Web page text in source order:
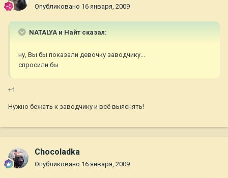
Опубликовано 16 января, 2009
NATALYA и Найт сказал:
ну, Вы бы показали девочку заводчику...
спросили бы
+1
Нужно бежать к заводчику и всё выяснять!
Chocoladka
Опубликовано 16 января, 2009